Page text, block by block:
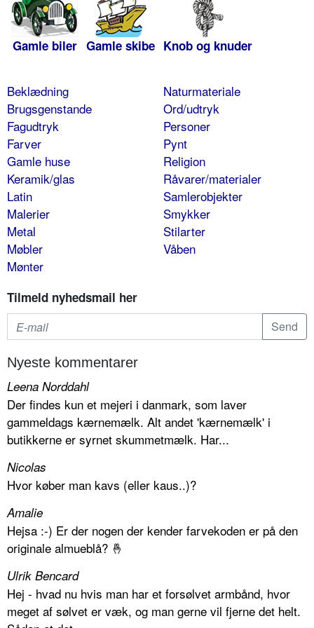
Gamle biler Gamle skibe Knob og knuder
Beklædning
Brugsgenstande
Fagudtryk
Farver
Gamle huse
Keramik/glas
Latin
Malerier
Metal
Møbler
Mønter
Naturmateriale
Ord/udtryk
Personer
Pynt
Religion
Råvarer/materialer
Samlerobjekter
Smykker
Stilarter
Våben
Tilmeld nyhedsmail her
Nyeste kommentarer
Leena Norddahl
Der findes kun et mejeri i danmark, som laver
gammeldags kærnemælk. Alt andet 'kærnemælk' i
butikkerne er syrnet skummetmælk. Har...
Nicolas
Hvor køber man kavs (eller kaus..)?
Amalie
Hejsa :-) Er der nogen der kender farvekoden er på den
originale almueblå? 🤞
Ulrik Bencard
Hej - hvad nu hvis man har et forsølvet armbånd, hvor
meget af sølvet er væk, og man gerne vil fjerne det helt.